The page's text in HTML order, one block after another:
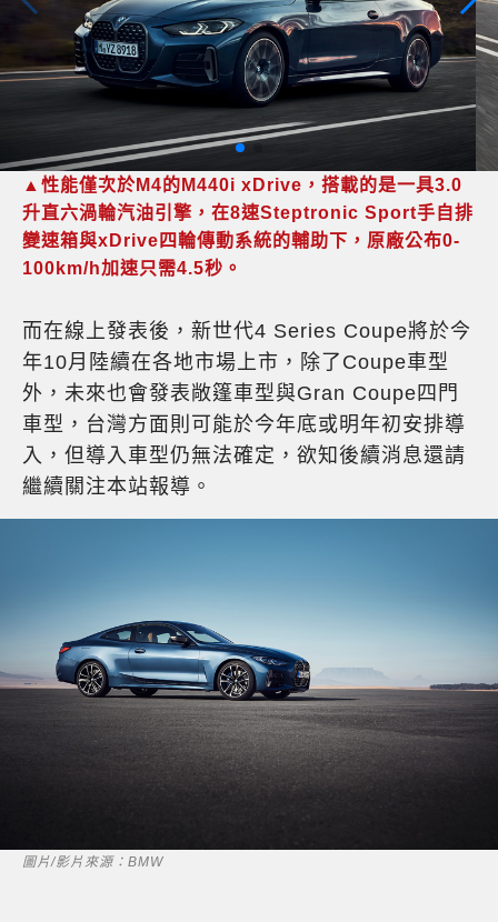
▲性能僅次於M4的M440i xDrive，搭載的是一具3.0
升直六渦輪汽油引擎，在8速Steptronic Sport手自排
變速箱與xDrive四輪傳動系統的輔助下，原廠公布0-
100km/h加速只需4.5秒。
而在線上發表後，新世代4 Series Coupe將於今
年10月陸續在各地市場上市，除了Coupe車型
外，未來也會發表敞篷車型與Gran Coupe四門
車型，台灣方面則可能於今年底或明年初安排導
入，但導入車型仍無法確定，欲知後續消息還請
繼續關注本站報導。
圖片/影片來源：BMW